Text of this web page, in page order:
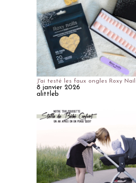
J'ai testé les faux ongles Roxy
8 janvier 2026
alittleb